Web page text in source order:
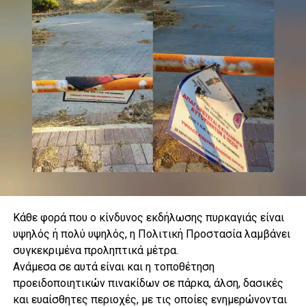
.
Κάθε φορά που ο κίνδυνος εκδήλωσης πυρκαγιάς είναι
υψηλός ή πολύ υψηλός, η Πολιτική Προστασία λαμβάνει
συγκεκριμένα προληπτικά μέτρα.
Ανάμεσα σε αυτά είναι και η τοποθέτηση
προειδοποιητικών πινακίδων σε πάρκα, άλση, δασικές
και ευαίσθητες περιοχές, με τις οποίες ενημερώνονται